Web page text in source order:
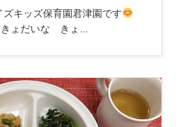
キッズ保育園君津園です
ょだいな きょ...